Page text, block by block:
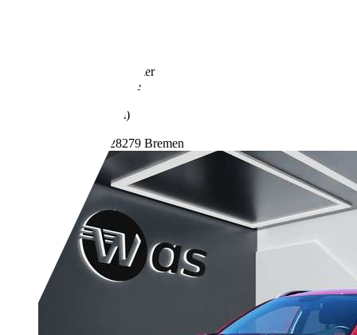
3 Fahrzeughalter
Schaltgetriebe
- (l/100 km)
DE-28279 Bremen